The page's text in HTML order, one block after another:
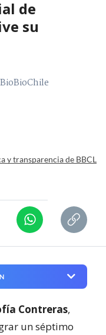
de
su
y transparencia de BBCL
Contreras,
un séptimo